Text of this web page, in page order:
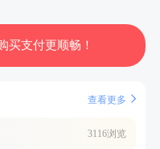
买支付更顺畅！
查看更多
3116浏览